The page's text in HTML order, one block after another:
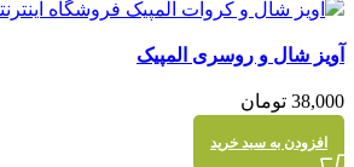
نمایش سریع
آویز شال و روسری المپیک
38,000 تومان
افزودن به سبد خرید